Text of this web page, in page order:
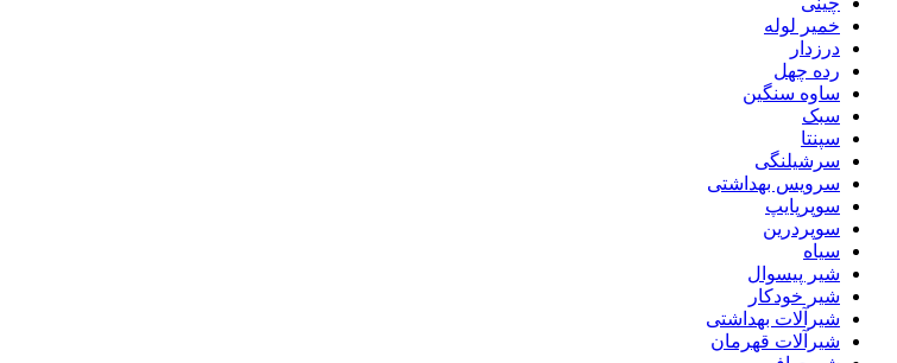
خمیر لوله
درزدار
رده چهل
ساوه سنگین
سبک
سپنتا
سرشیلنگی
سرویس بهداشتی
سوپرپایپ
سوپردرین
سیاه
شیر پیسوال
شیر خودکار
شیرآلات بهداشتی
شیرآلات قهرمان